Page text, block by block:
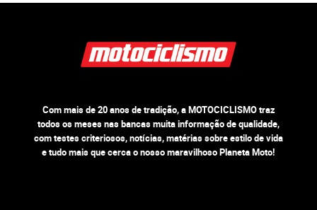
Com mais de 20 anos de tradição, a MOTOCICLISMO traz
todos os meses nas bancas muita informação de qualidade,
com testes criteriosos, notícias, matérias sobre estilo de vida
e tudo mais que cerca o nosso maravilhoso Planeta Moto!